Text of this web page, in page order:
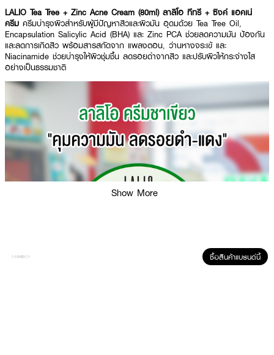
LALIO Tea Tree + Zinc Acne Cream (80ml) ลาลิโอ ทีทรี + ซิงค์ แอคเน่
ครีม ครีมบำรุงผิวสำหรับผู้มีปัญหาสิวและผิวมัน อุดมด้วย Tea Tree Oil,
Encapsulation Salicylic Acid (BHA) และ Zinc PCA ช่วยลดความมัน ป้องกัน
และลดการเกิดสิว พร้อมสารสกัดจาก แพลงตอน, ว่านหางจระเข้ และ
Niacinamide ช่วยบำรุงให้ผิวชุ่มชื้น ลดรอยดำจากสิว และปรับผิวให้กระจ่างใส
อย่างเป็นธรรมชาติ
Show More
ซื้อสินค้าแบรนด์นี้